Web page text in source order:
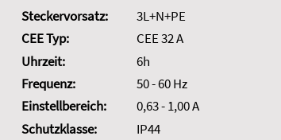
Steckervorsatz:
CEE Typ:
Uhrzeit:
Frequenz:
Einstellbereich:
Schutzklasse:
3L+N+PE
CEE 32 A
6h
50 - 60 Hz
0,63 - 1,00 A
IP44